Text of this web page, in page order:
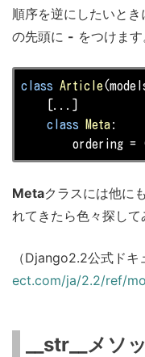
順序を逆にしたいと
の先頭に - をつけます
class Article
class
Meta:
ordering =
Metaクラスには他に
れてきたら色々探して
（Django2.2公式ドキ
ect.com/ja/2.2/ref/
__str__メソ